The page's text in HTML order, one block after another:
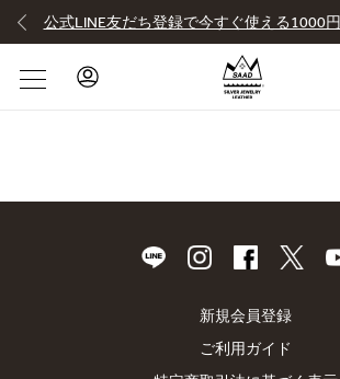
公式LINE友だち登録で今すぐ使える1000
新規会員登録
ご利用ガイド